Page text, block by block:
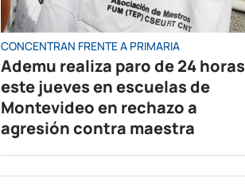
CONCENTRAN FRENTE A PRIMARIA
Ademu realiza paro de 24 horas
este jueves en escuelas de
Montevideo en rechazo a
agresión contra maestra